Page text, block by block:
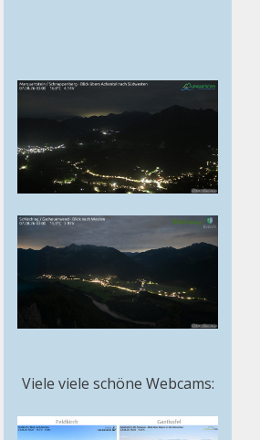
Viele viele schöne Webcams: